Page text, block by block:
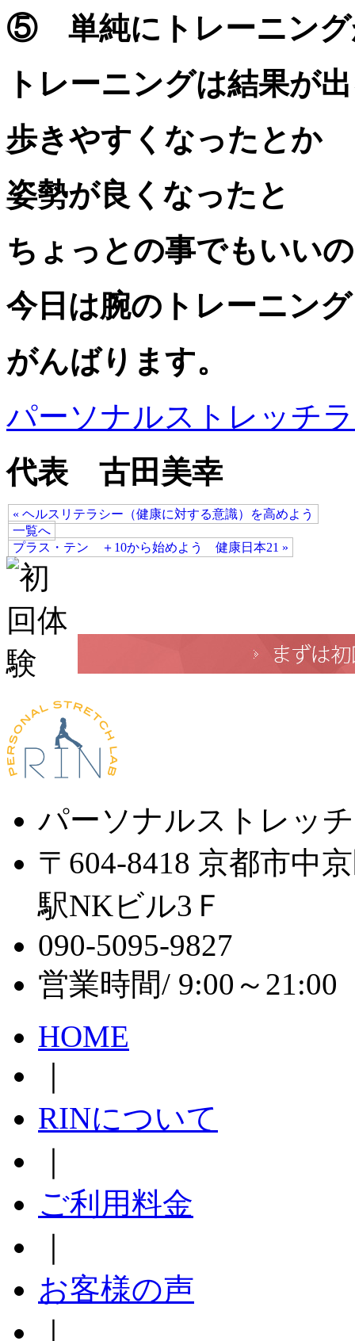
⑤ 単純にトレーニング
トレーニングは結果が
歩きやすくなったとか
姿勢が良くなったと
ちょっとの事でもいい
今日は腕のトレーニング
がんばります。
パーソナルストレッチ
代表 古田美幸
« ヘルスリテラシー（健康に対する意識）を高めよう
一覧へ
プラス・テン ＋10から始めよう 健康日本21 »
パーソナルストレッ
〒604-8418 京都市中
駅NKビル3Ｆ
090-5095-9827
営業時間/ 9:00～
HOME
RINについて
ご利用料金
お客様の声